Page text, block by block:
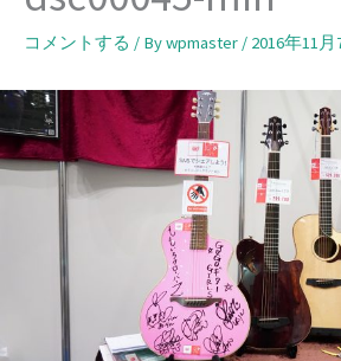
コメントする / Bywpmaster / 2016年11月